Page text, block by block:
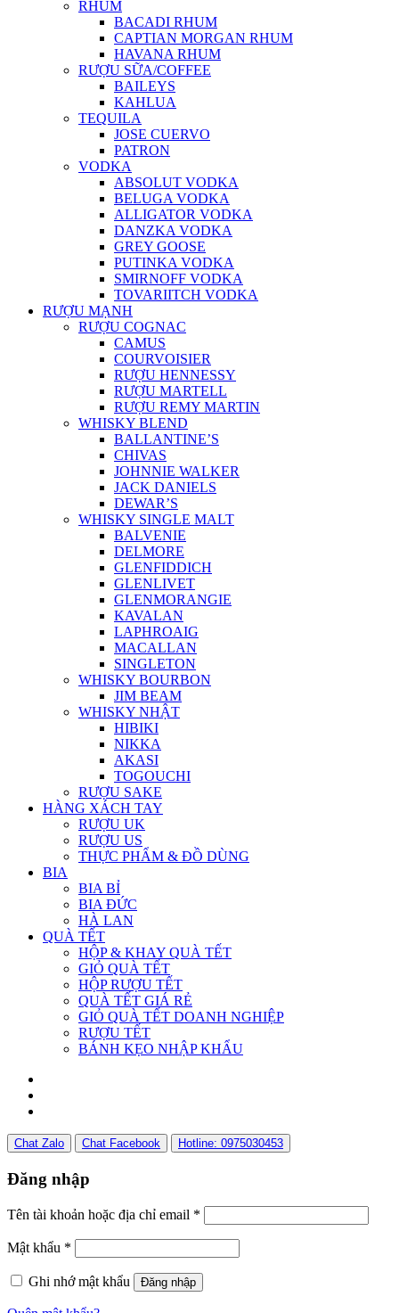
RHUM
BACADI RHUM
CAPTIAN MORGAN RHUM
HAVANA RHUM
RƯỢU SỮA/COFFEE
BAILEYS
KAHLUA
TEQUILA
JOSE CUERVO
PATRON
VODKA
ABSOLUT VODKA
BELUGA VODKA
ALLIGATOR VODKA
DANZKA VODKA
GREY GOOSE
PUTINKA VODKA
SMIRNOFF VODKA
TOVARIITCH VODKA
RƯỢU MẠNH
RƯỢU COGNAC
CAMUS
COURVOISIER
RƯỢU HENNESSY
RƯỢU MARTELL
RƯỢU REMY MARTIN
WHISKY BLEND
BALLANTINE’S
CHIVAS
JOHNNIE WALKER
JACK DANIELS
DEWAR’S
WHISKY SINGLE MALT
BALVENIE
DELMORE
GLENFIDDICH
GLENLIVET
GLENMORANGIE
KAVALAN
LAPHROAIG
MACALLAN
SINGLETON
WHISKY BOURBON
JIM BEAM
WHISKY NHẬT
HIBIKI
NIKKA
AKASI
TOGOUCHI
RƯỢU SAKE
HÀNG XÁCH TAY
RƯỢU UK
RƯỢU US
THỰC PHẨM & ĐỒ DÙNG
BIA
BIA BỈ
BIA ĐỨC
HÀ LAN
QUÀ TẾT
HỘP & KHAY QUÀ TẾT
GIỎ QUÀ TẾT
HỘP RƯỢU TẾT
QUÀ TẾT GIÁ RẺ
GIỎ QUÀ TẾT DOANH NGHIỆP
RƯỢU TẾT
BÁNH KẸO NHẬP KHẨU
Chat Zalo Chat Facebook Hotline: 0975030453
Đăng nhập
Tên tài khoản hoặc địa chỉ email *
Mật khẩu *
Ghi nhớ mật khẩu Đăng nhập